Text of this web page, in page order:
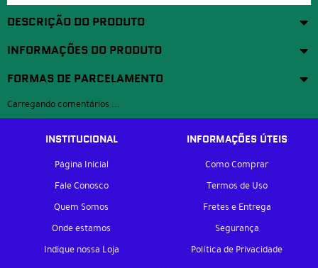
DESCRIÇÃO DO PRODUTO
INFORMAÇÕES DO PRODUTO
FORMAS DE PARCELAMENTO
Carregando comentários ...
INSTITUCIONAL
Página Inicial
Fale Conosco
Quem Somos
Onde estamos
Indique nossa Loja
INFORMAÇÕES ÚTEIS
Como Comprar
Termos de Uso
Fretes e Entrega
Segurança
Política de Privacidade